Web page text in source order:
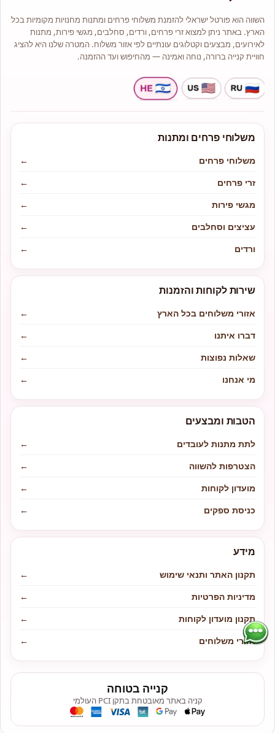
השווה הוא פורטל ישראלי להזמנת משלוחי פרחים ומתנות מחנויות מקומיות בכל
הארץ. באתר ניתן למצוא זרי פרחים, ורדים, סחלבים, מגשי פירות, מתנות
לאירועים, מבצעים וקטלוגים עונתיים לפי אזור משלוח. המטרה שלנו היא להציג
חוויית קנייה ברורה, נוחה ואמינה — מהחיפוש ועד ההזמנה.
משלוחי פרחים ומתנות
משלוחי פרחים
←
זרי פרחים
←
מגשי פירות
←
עציצים וסחלבים
←
ורדים
←
שירות לקוחות והזמנות
אזורי משלוחים בכל הארץ
←
דברו איתנו
←
שאלות נפוצות
←
מי אנחנו
←
הטבות ומבצעים
לתת מתנות לעובדים
←
הצטרפות להשווה
←
מועדון לקוחות
←
כניסת ספקים
←
מידע
תקנון האתר ותנאי שימוש
←
מדיניות הפרטיות
←
תקנון מועדון לקוחות
←
אזורי משלוחים
←
קנייה בטוחה
קניה באתר מאובטחת בתקן PCI העולמי